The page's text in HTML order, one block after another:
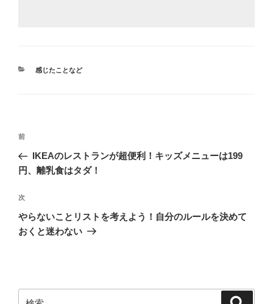
カ
感じたことなど
投
ナ
ゲ
ー
シ
前
の
投
前
IKEAのレストランが超便利！キッズメニューは199
円、離乳食はタダ！
次
の
投
次
やらないことリストを考えよう！自分のルールを決めて
おくと迷わない